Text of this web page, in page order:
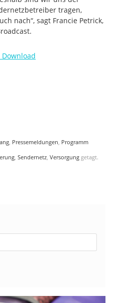
tragen,
nach“, sagt Francie Petrick,
, Pressemeldungen, Programm
, Sendernetz, Versorgung getagt.